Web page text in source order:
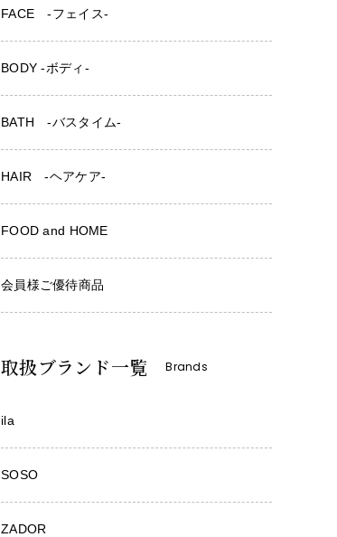
FACE -フェイス-
BODY -ボディ-
BATH -バスタイム-
HAIR -ヘアケア-
FOOD and HOME
会員様ご優待商品
取扱ブランド一覧 Brands
ila
SOSO
ZADOR